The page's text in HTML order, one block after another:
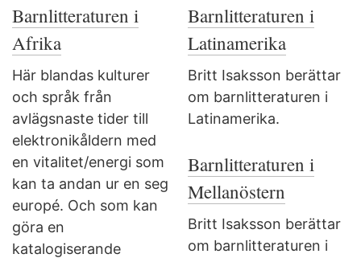
Barnlitteraturen i
Afrika
Här blandas kulturer
och språk från
avlägsnaste tider till
elektronikåldern med
en vitalitet/energi som
kan ta andan ur en seg
europé. Och som kan
göra en
katalogiserande
Barnlitteraturen i
Latinamerika
Britt Isaksson berättar
om barnlitteraturen i
Latinamerika.
Barnlitteraturen i
Mellanöstern
Britt Isaksson berättar
om barnlitteraturen i